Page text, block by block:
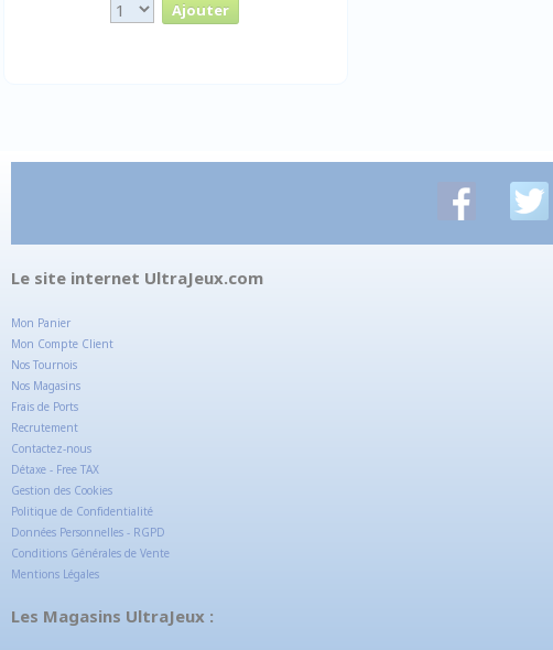
Le site internet UltraJeux.com
Mon Panier
Mon Compte Client
Nos Tournois
Nos Magasins
Frais de Ports
Recrutement
Contactez-nous
Détaxe - Free TAX
Gestion des Cookies
Politique de Confidentialité
Données Personnelles - RGPD
Conditions Générales de Vente
Mentions Légales
Les Magasins UltraJeux :